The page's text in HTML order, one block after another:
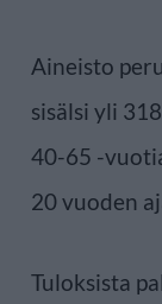
Aineisto
sisälsi yli
40-65 -
20 vuoden
Tuloksista